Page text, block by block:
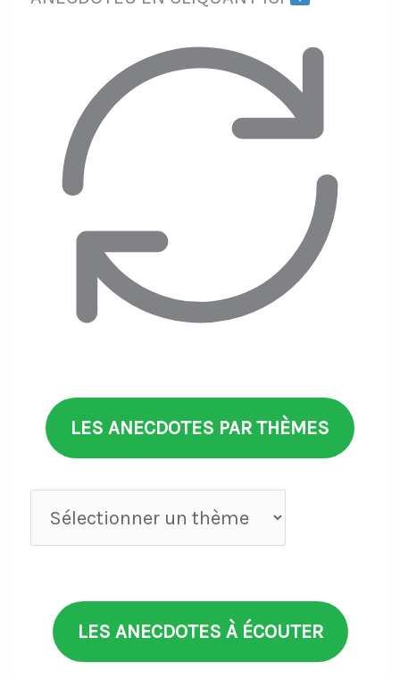
LES ANECDOTES PAR THÈMES
Anecdotes
par
LES ANECDOTES À ÉCOUTER